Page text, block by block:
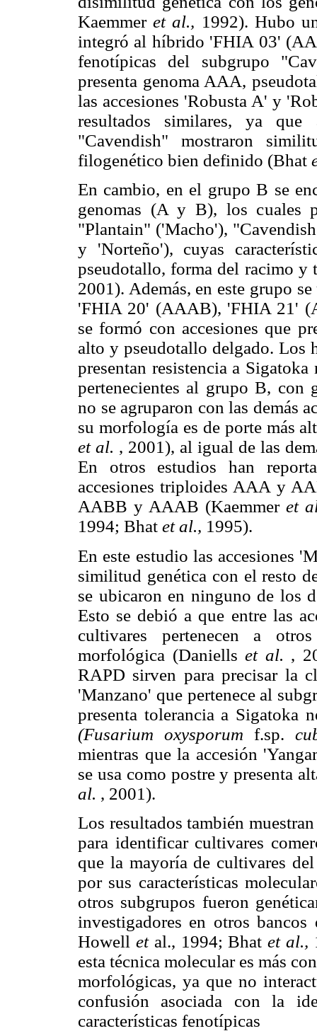
Kaemmeret al., 1992). Hubo
integró al híbrido 'FHIA 03'
fenotípicas del subgrupo
presenta genoma AAA,
las accesiones 'Robusta A' y
resultados similares, ya que
"Cavendish" mostraron
filogenético bien definido (Bhat
En cambio, en el grupo B se
genomas (A y B), los cuales
"Plantain" ('Macho'),
y 'Norteño'), cuyas
pseudotallo, forma del racimo
2001). Además, en este grupo
'FHIA 20' (AAAB), 'FHIA 21'
se formó con accesiones que
alto y pseudotallo delgado.
presentan resistencia a
pertenecientes al grupo B, con
no se agruparon con las demás
su morfología es de porte más
et al. , 2001), al igual de las
En otros estudios han
accesiones triploides AAA y
AABB y AAAB (Kaemmeret
1994; Bhat et al., 1995).
En este estudio las accesiones
similitud genética con el resto
se ubicaron en ninguno de los
Esto se debió a que entre las
cultivares pertenecen a
morfológica (Daniells et al. ,
RAPD sirven para precisar la
'Manzano' que pertenece al
presenta tolerancia a Sigatoka
(Fusarium oxysporum f.sp.
mientras que la accesión
se usa como postre y presenta
al. , 2001).
Los resultados también
para identificar cultivares
que la mayoría de cultivares
por sus características
otros subgrupos fueron
investigadores en otros
Howell etal., 1994; Bhatet al.,
esta técnica molecular es más
morfológicas, ya que no
confusión asociada con la
características fenotípicas